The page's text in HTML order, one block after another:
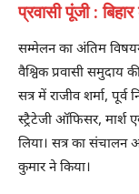
प्रवासी पूंजी :
सम्मेलन का अंतिम
वैश्विक प्रवासी
सत्र में राजीव शर्मा,
स्ट्रैटेजी ऑफिसर, मार्श
लिया। सत्र का संचालन
कुमार ने किया।